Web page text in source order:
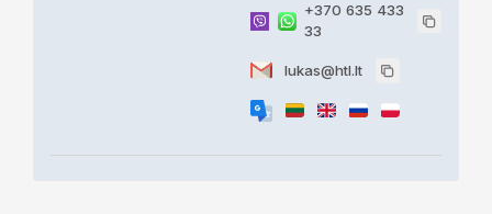
+370 635 433
33
lukas@htl.lt